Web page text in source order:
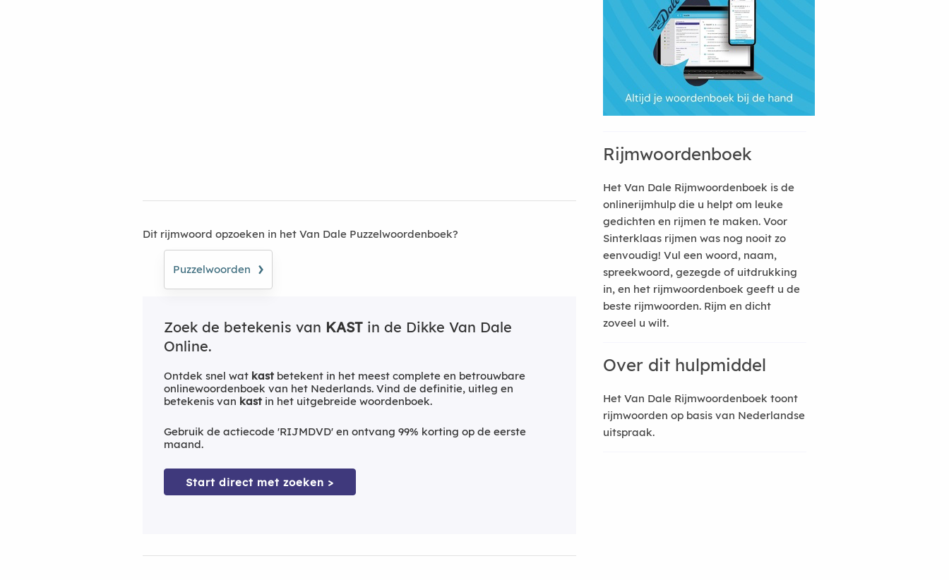
Dit rijmwoord opzoeken in het Van Dale Puzzelwoordenboek?
Puzzelwoorden ›
Zoek de betekenis van KAST in de Dikke Van Dale
Online.
Ontdek snel wat kast betekent in het meest complete en betrouwbare
onlinewoordenboek van het Nederlands. Vind de definitie, uitleg en
betekenis van kast in het uitgebreide woordenboek.
Gebruik de actiecode 'RIJMDVD' en ontvang 99% korting op de eerste
maand.
Start direct met zoeken >
Rijmwoordenboek
Het Van Dale Rijmwoordenboek is de
onlinerijmhulp die u helpt om leuke
gedichten en rijmen te maken. Voor
Sinterklaas rijmen was nog nooit zo
eenvoudig! Vul een woord, naam,
spreekwoord, gezegde of uitdrukking
in, en het rijmwoordenboek geeft u de
beste rijmwoorden. Rijm en dicht
zoveel u wilt.
Over dit hulpmiddel
Het Van Dale Rijmwoordenboek toont
rijmwoorden op basis van Nederlandse
uitspraak.